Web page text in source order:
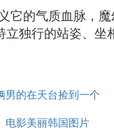
它的气质血脉，
独行的站姿、坐
男的在天台捡到一个
内裤是什么电影
电影美丽韩国图片